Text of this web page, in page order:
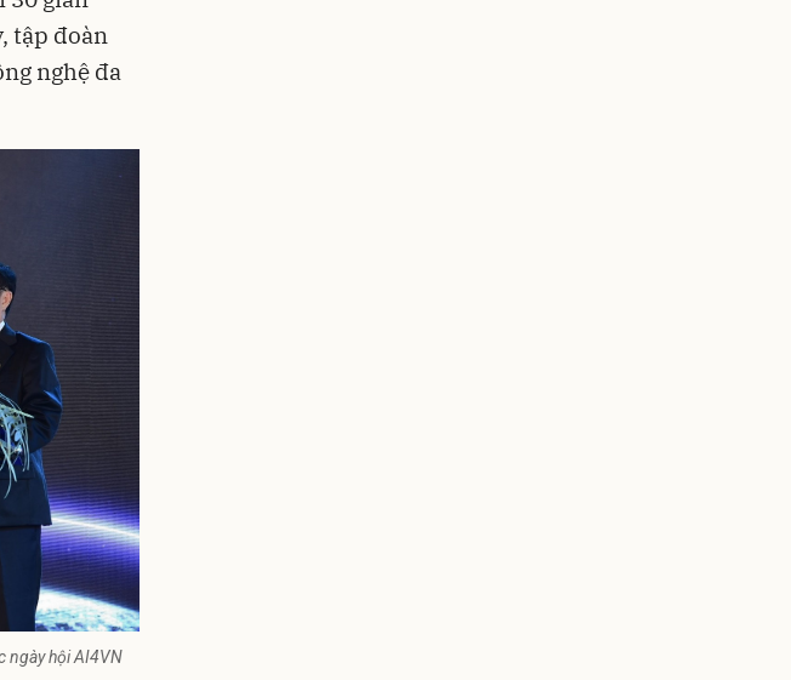
tập đoàn
nghệ đa
ngày hội AI4VN